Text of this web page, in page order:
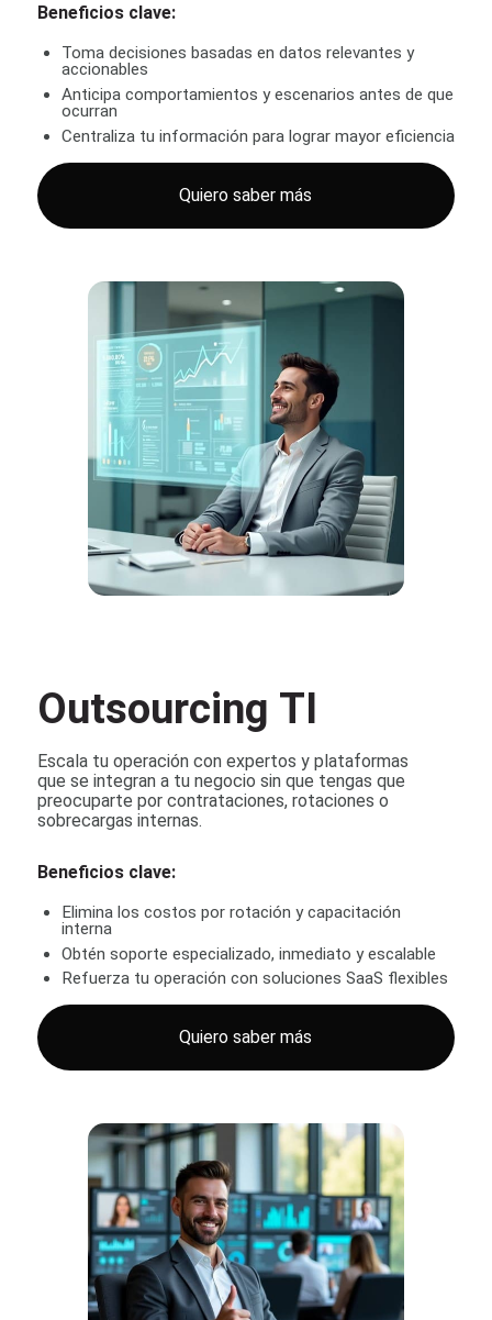
Beneficios clave:
Toma decisiones basadas en datos relevantes y
accionables
Anticipa comportamientos y escenarios antes de que
ocurran
Centraliza tu información para lograr mayor eficiencia
Quiero saber más
Outsourcing TI
Escala tu operación con expertos y plataformas
que se integran a tu negocio sin que tengas que
preocuparte por contrataciones, rotaciones o
sobrecargas internas.
Beneficios clave:
Elimina los costos por rotación y capacitación
interna
Obtén soporte especializado, inmediato y escalable
Refuerza tu operación con soluciones SaaS flexibles
Quiero saber más